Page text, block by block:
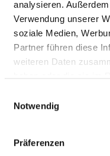
analysieren.
Verwendung unserer
soziale Medien,
Partner führen diese
weiteren Daten
Notwendig
Präferenzen
Ärztliche Leitung
Dr. Thomas Beyer
Orthopädie und
Fachabteilung